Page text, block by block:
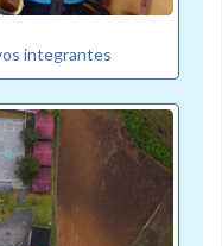
integrantes